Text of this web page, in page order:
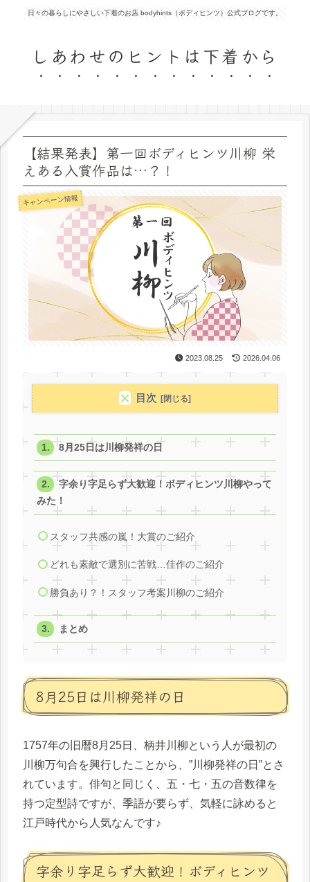
日々の暮らしにやさしい下着のお店 bodyhints（ボディヒンツ）公式ブログです。
しあわせのヒントは下着から
【結果発表】第一回ボディヒンツ川柳 栄
えある入賞作品は…？！
キャンペーン情報
2023.08.25 2026.04.06
目次
8月25日は川柳発祥の日
字余り字足らず大歓迎！ボディヒンツ川柳やって
みた！
スタッフ共感の嵐！大賞のご紹介
どれも素敵で選別に苦戦…佳作のご紹介
勝負あり？！スタッフ考案川柳のご紹介
まとめ
8月25日は川柳発祥の日
1757年の旧暦8月25日、柄井川柳という人が最初の
川柳万句合を興行したことから、”川柳発祥の日”とさ
れています。俳句と同じく、五・七・五の音数律を
持つ定型詩ですが、季語が要らず、気軽に詠めると
江戸時代から人気なんです♪
字余り字足らず大歓迎！ボディヒンツ